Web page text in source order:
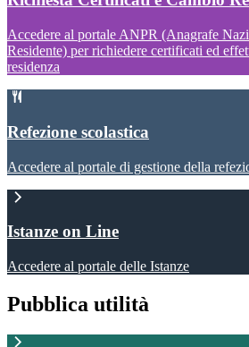
Accedere al portale ANPR (Anagrafe
Residente) per richiedere certificati ed
residenza
Refezione scolastica
Accedere al portale di gestione della
Istanze on Line
Accedere al portale delle Istanze
Pubblica utilità